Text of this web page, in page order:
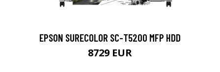
EPSON SURECOLOR SC-T5200 MFP HDD
8729 EUR